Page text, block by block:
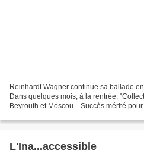
Reinhardt Wagner continue sa ballade
Dans quelques mois, à la rentrée,
Beyrouth et Moscou... Succès mérité
L'Ina...accessible